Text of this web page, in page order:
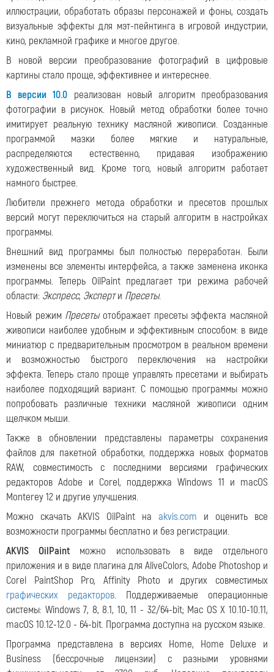
иллюстрации, обработать образы персонажей и фоны, создать
визуальные эффекты для мэт-пейнтинга в игровой индустрии,
кино, рекламной графике и многое другое.
В новой версии преобразование фотографий в цифровые
картины стало проще, эффективнее и интереснее.
В версии 10.0 реализован новый алгоритм преобразования
фотографии в рисунок. Новый метод обработки более точно
имитирует реальную технику масляной живописи. Созданные
программой мазки более мягкие и натуральные,
распределяются естественно, придавая изображению
художественный вид. Кроме того, новый алгоритм работает
намного быстрее.
Любители прежнего метода обработки и пресетов прошлых
версий могут переключиться на старый алгоритм в настройках
программы.
Внешний вид программы был полностью переработан. Были
изменены все элементы интерфейса, а также заменена иконка
программы. Теперь OilPaint предлагает три режима рабочей
области: Экспресс, Эксперти Пресеты.
Новый режим Пресетыотображает пресеты эффекта масляной
живописи наиболее удобным и эффективным способом: в виде
миниатюр с предварительным просмотром в реальном времени
и возможностью быстрого переключения на настройки
эффекта. Теперь стало проще управлять пресетами и выбирать
наиболее подходящий вариант. С помощью программы можно
попробовать различные техники масляной живописи одним
щелчком мыши.
Также в обновлении представлены параметры сохранения
файлов для пакетной обработки, поддержка новых форматов
RAW, совместимость с последними версиями графических
редакторов Adobe и Corel, поддержка Windows 11 и macOS
Monterey 12 и другие улучшения.
Можно скачать AKVIS OilPaint на akvis.com и оценить все
возможности программы бесплатно и без регистрации.
AKVIS OilPaint можно использовать в виде отдельного
приложения и в виде плагина для AliveColors, Adobe Photoshop и
Corel PaintShop Pro, Affinity Photo и других совместимых
графических редакторов. Поддерживаемые операционные
системы: Windows 7, 8, 8.1, 10, 11 - 32/64-bit; Mac OS X 10.10-10.11,
macOS 10.12-12.0 - 64-bit. Программа доступна на русском языке.
Программа представлена в версиях Home, Home Deluxe и
Business (бессрочные лицензии) с разными уровнями